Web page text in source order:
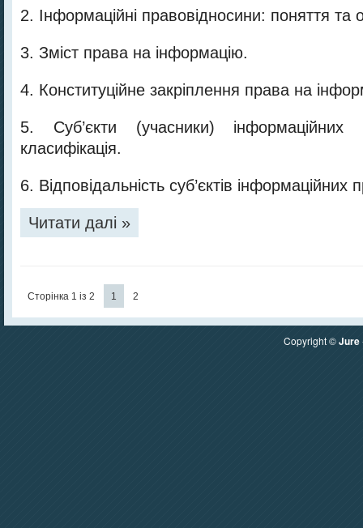
2. Інформаційні правовідносини: поняття та
3. Зміст права на інформацію.
4. Конституційне закріплення права на
5. Суб’єкти (учасники) інформаційних
класифікація.
6. Відповідальність суб’єктів інформаційних
Читати далі »
Сторінка 1 із 2 1 2
Copyright ©Jure